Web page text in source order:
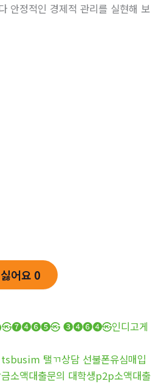
안정적인 경제적 관리를 실현해 보
싫어요 0
㉿❼❹❻❺㉿ ❸❹❻❹㉿인디고게
탤ㄲ상담 선불폰유심매입
소액대출문의 대학생p2p소액대출